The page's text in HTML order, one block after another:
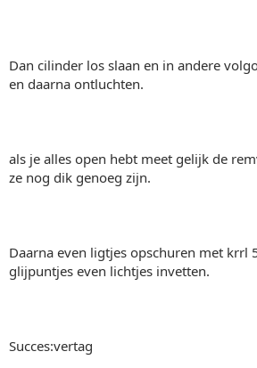
Dan cilinder los slaan en in andere
en daarna ontluchten.
als je alles open hebt meet gelijk de
ze nog dik genoeg zijn.
Daarna even ligtjes opschuren met krrl
glijpuntjes even lichtjes invetten.
Succes:vertag